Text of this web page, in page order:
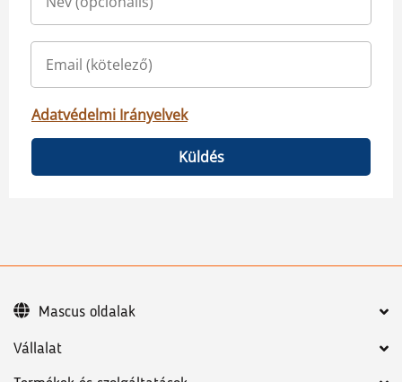
Adatvédelmi Irányelvek
Küldés
Vállalat
Mascus oldalak